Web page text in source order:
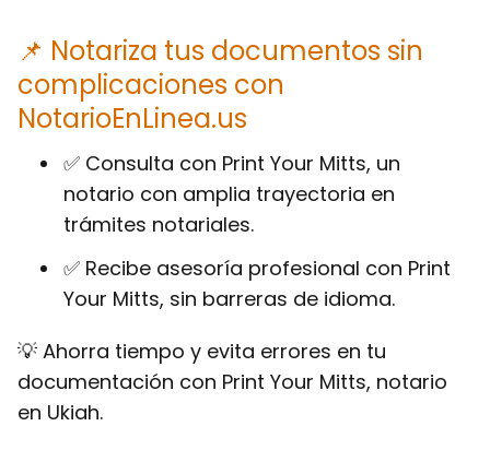
📌 Notariza tus documentos sin
complicaciones con
NotarioEnLinea.us
✅ Consulta con Print Your Mitts, un
notario con amplia trayectoria en
trámites notariales.
✅ Recibe asesoría profesional con Print
Your Mitts, sin barreras de idioma.
💡 Ahorra tiempo y evita errores en tu
documentación con Print Your Mitts, notario
en Ukiah.